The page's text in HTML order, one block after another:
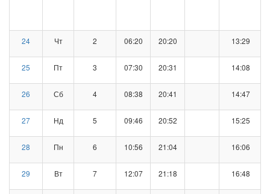
24 Чт 2 06:20 20:20 13:29
25 Пт 3 07:30 20:31 14:08
26 Сб 4 08:38 20:41 14:47
27 Нд 5 09:46 20:52 15:25
28 Пн 6 10:56 21:04 16:06
29 Вт 7 12:07 21:18 16:48